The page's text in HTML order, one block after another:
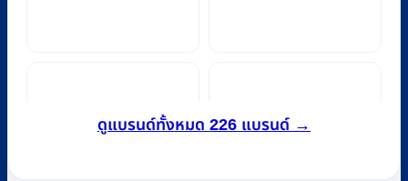
ดูแบรนด์ทั้งหมด 226 แบรนด์ →